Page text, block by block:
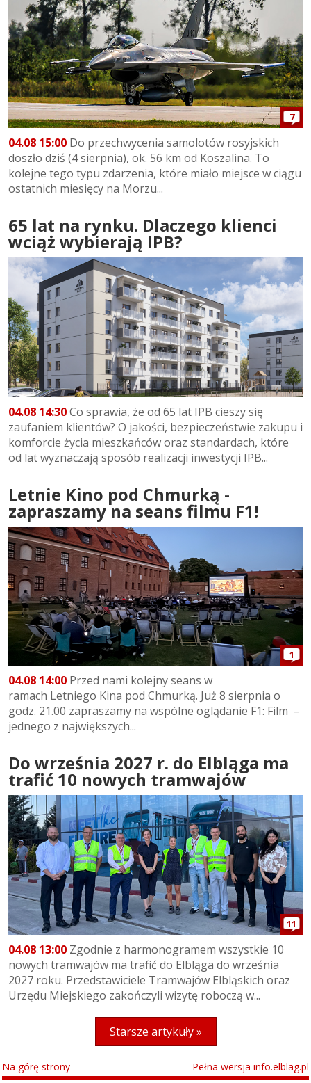
7
04.08 15:00 Do przechwycenia samolotów rosyjskich
doszło dziś (4 sierpnia), ok. 56 km od Koszalina. To
kolejne tego typu zdarzenia, które miało miejsce w ciągu
ostatnich miesięcy na Morzu...
65 lat na rynku. Dlaczego klienci
wciąż wybierają IPB?
04.08 14:30Co sprawia, że od 65 lat IPB cieszy się
zaufaniem klientów? O jakości, bezpieczeństwie zakupu i
komforcie życia mieszkańców oraz standardach, które
od lat wyznaczają sposób realizacji inwestycji IPB...
Letnie Kino pod Chmurką -
zapraszamy na seans filmu F1!
1
04.08 14:00 Przed nami kolejny seans w
ramach Letniego Kina pod Chmurką. Już 8 sierpnia o
godz. 21.00 zapraszamy na wspólne oglądanie F1: Film –
jednego z największych...
Do września 2027 r. do Elbląga ma
trafić 10 nowych tramwajów
11
04.08 13:00 Zgodnie z harmonogramem wszystkie 10
nowych tramwajów ma trafić do Elbląga do września
2027 roku. Przedstawiciele Tramwajów Elbląskich oraz
Urzędu Miejskiego zakończyli wizytę roboczą w...
Starsze artykuły »
Na górę strony Pełna wersja info.elblag.pl